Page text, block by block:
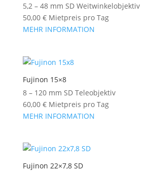
5,2 – 48 mm SD Weitwinkelobjektiv
50,00 €Mietpreis pro Tag
MEHR INFORMATION
Fujinon 15×8
8 – 120 mm SD Teleobjektiv
60,00 €Mietpreis pro Tag
MEHR INFORMATION
Fujinon 22×7,8 SD